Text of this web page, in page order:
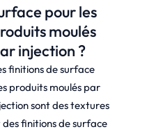
pour les
moulés
injection ?
finitions de surface
produits moulés par
sont des textures
des finitions de surface